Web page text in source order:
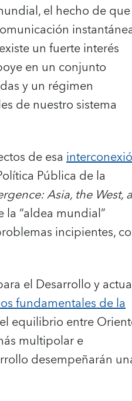
el hecho de que
un fuerte interés
en un conjunto
y un régimen
de nuestro sistema
de esa
Pública de la
Asia, the West,
“aldea mundial”
incipientes,
el Desarrollo y
fundamentales de la
equilibrio entre
multipolar e
desempeñarán